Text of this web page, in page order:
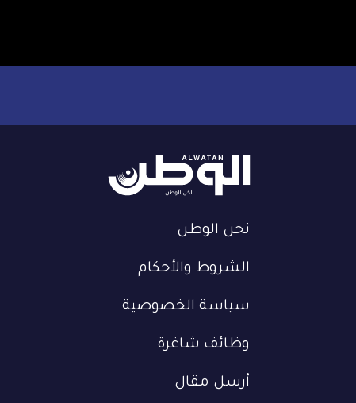
نحن الوطن
الشروط والأحكام
سياسة الخصوصية
وظائف شاغرة
أرسل مقال